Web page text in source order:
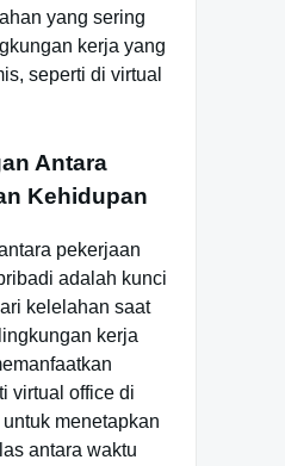
yang sering
kerja yang
seperti di virtual
Antara
Kehidupan
pekerjaan
adalah kunci
kelelahan saat
kerja
virtual office di
menetapkan
antara waktu